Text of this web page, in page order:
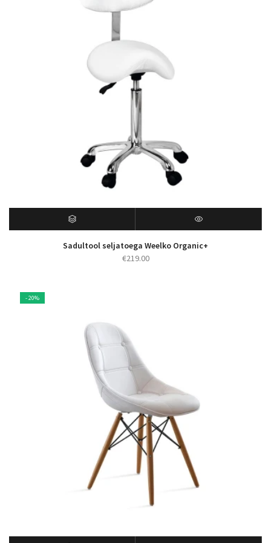
Sadultool seljatoega Weelko Organic+
€219.00
- 20%